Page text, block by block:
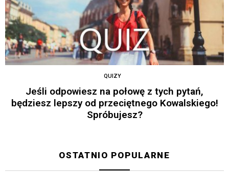
QUIZY
Jeśli odpowiesz na połowę z tych pytań,
będziesz lepszy od przeciętnego Kowalskiego!
Spróbujesz?
OSTATNIO POPULARNE